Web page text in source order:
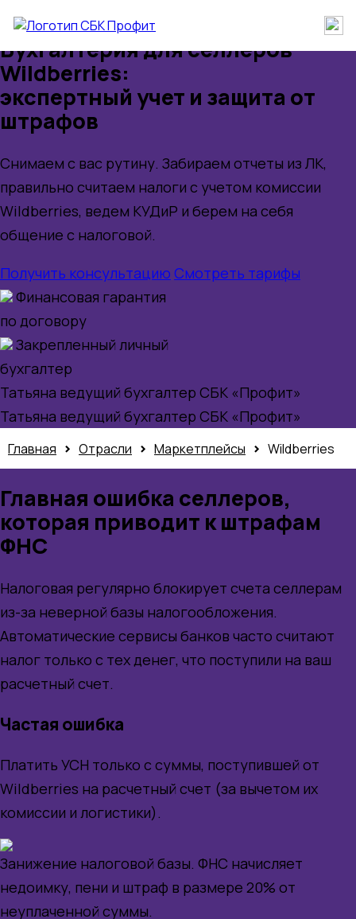
Бухгалтерия дляселлеров
Wildberries:
экспертный учет и защита от
штрафов
Снимаем с вас рутину. Забираем отчеты из ЛК,
правильно считаем налоги с учетом комиссии
Wildberries, ведем КУДиР и берем на себя
общение с налоговой.
Получить консультацию Смотреть тарифы
Финансовая гарантия
по договору
Закрепленный личный
бухгалтер
Татьяна ведущий бухгалтер СБК «Профит»
Татьяна ведущий бухгалтер СБК «Профит»
Главная > Отрасли > Маркетплейсы > Wildberries
Главная ошибка селлеров,
которая приводит к штрафам
ФНС
Налоговая регулярно блокирует счета селлерам
из-за неверной базы налогообложения.
Автоматические сервисы банков часто считают
налог только с тех денег, что поступили на ваш
расчетный счет.
Частая ошибка
Платить УСН только с суммы, поступившей от
Wildberries на расчетный счет (за вычетом их
комиссии и логистики).
Занижение налоговой базы. ФНС начисляет
недоимку, пени и штраф в размере 20% от
неуплаченной суммы.